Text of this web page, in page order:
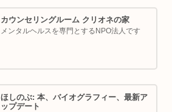
カウンセリングルーム クリオネの家
メンタルヘルスを専門とするNPO法人です
ほしのぶ: 本、バイオグラフィー、最新ア
ップデート